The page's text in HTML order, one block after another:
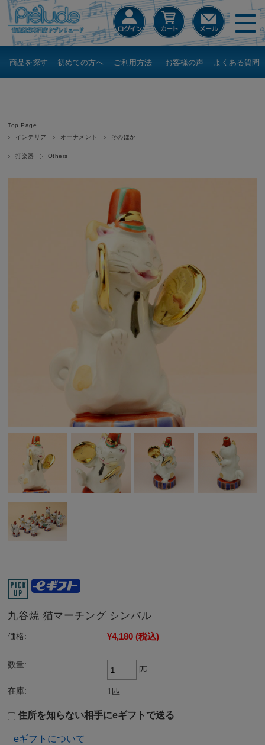
商品を探す 初めての方へ ご利用方法 お客様の声 よくある質問
Top Page
インテリア
オーナメント そのほか
打楽器 Others
九谷焼 猫マーチング シンバル
価格: ¥4,180 (税込)
数量:
匹
在庫: 1匹
住所を知らない相手にeギフトで送る
eギフトについて